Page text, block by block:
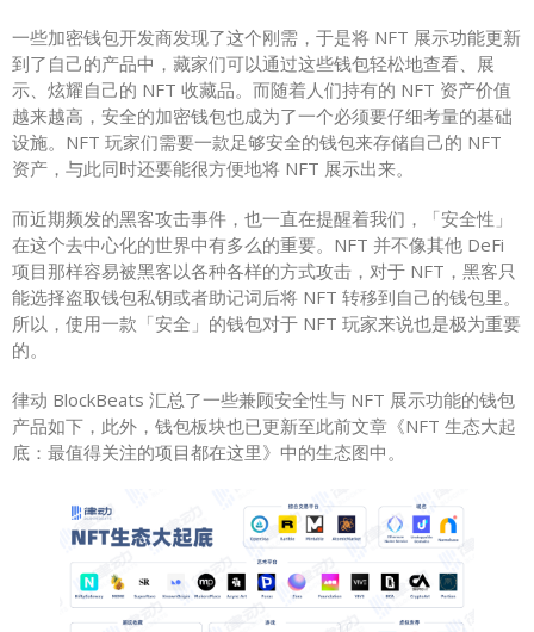
一些加密钱包开发商发现了这个刚需，于是将 NFT 展示功能更新
到了自己的产品中，藏家们可以通过这些钱包轻松地查看、展
示、炫耀自己的 NFT 收藏品。而随着人们持有的 NFT 资产价值
越来越高，安全的加密钱包也成为了一个必须要仔细考量的基础
设施。NFT 玩家们需要一款足够安全的钱包来存储自己的 NFT
资产，与此同时还要能很方便地将 NFT 展示出来。
而近期频发的黑客攻击事件，也一直在提醒着我们，「安全性」
在这个去中心化的世界中有多么的重要。NFT 并不像其他 DeFi
项目那样容易被黑客以各种各样的方式攻击，对于 NFT，黑客只
能选择盗取钱包私钥或者助记词后将 NFT 转移到自己的钱包里。
所以，使用一款「安全」的钱包对于 NFT 玩家来说也是极为重要
的。
律动 BlockBeats 汇总了一些兼顾安全性与 NFT 展示功能的钱包
产品如下，此外，钱包板块也已更新至此前文章《NFT 生态大起
底：最值得关注的项目都在这里》中的生态图中。